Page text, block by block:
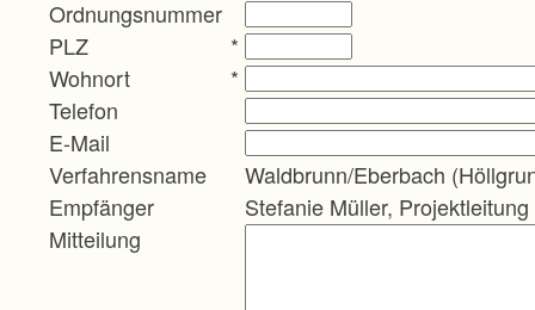
Ordnungsnummer
PLZ
*
Wohnort
*
Telefon
E-Mail
Verfahrensname
Waldbrunn/Eberbach
Empfänger
Stefanie Müller, Projektleitung
Mitteilung